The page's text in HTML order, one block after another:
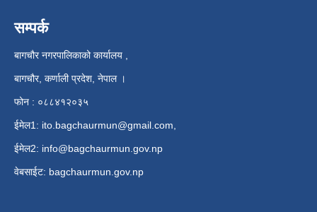
सम्पर्क
बागचौर नगरपालिकाको कार्यालय ,
बागचौर, कर्णाली प्रदेश, नेपाल ।
फोन : ०८८४१२०३५
ईमेल1: ito.bagchaurmun@gmail.com
ईमेल2: info@bagchaurmun.gov.np
वे‍बसाईट: bagchaurmun.gov.np